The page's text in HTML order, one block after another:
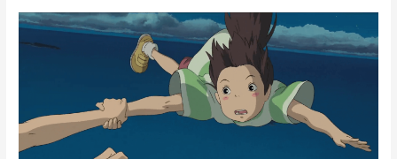
←Previous Post Next Post→
Leave a Comment
Your email address will not be published. Required fields
are marked